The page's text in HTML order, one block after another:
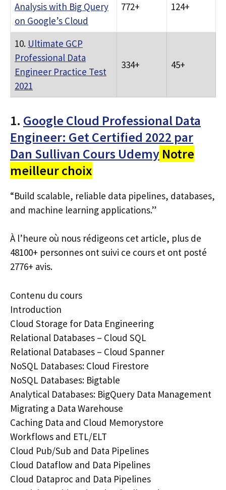
Analysis with Big Query
on Google’s Cloud
772+ 124+
10. Ultimate GCP
Professional Data
Engineer Practice Test
2021
334+ 45+
1. Google Cloud Professional Data
Engineer: Get Certified 2022 par
Dan Sullivan Cours Udemy Notre
meilleur choix
“Build scalable, reliable data pipelines, databases,
and machine learning applications.”
À l’heure où nous rédigeons cet article, plus de
48100+ personnes ont suivi ce cours et ont posté
2776+ avis.
Contenu du cours
Introduction
Cloud Storage for Data Engineering
Relational Databases – Cloud SQL
Relational Databases – Cloud Spanner
NoSQL Databases: Cloud Firestore
NoSQL Databases: Bigtable
Analytical Databases: BigQuery Data Management
Migrating a Data Warehouse
Caching Data and Cloud Memorystore
Workflows and ETL/ELT
Cloud Pub/Sub and Data Pipelines
Cloud Dataflow and Data Pipelines
Cloud Dataproc and Data Pipelines